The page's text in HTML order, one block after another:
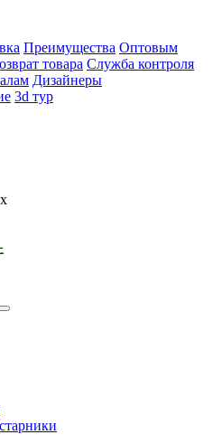
Преимущества Оптовым
товара Служба контроля
Дизайнеры
3d тур